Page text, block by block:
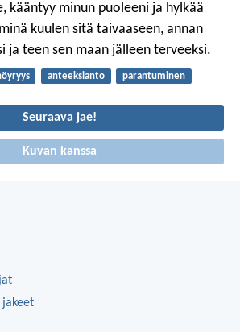
kääntyy minun puoleeni ja hylkää
kuulen sitä taivaaseen, annan
ja teen sen maan jälleen terveeksi.
anteeksianto parantuminen
Seuraava jae!
Kuvan kanssa